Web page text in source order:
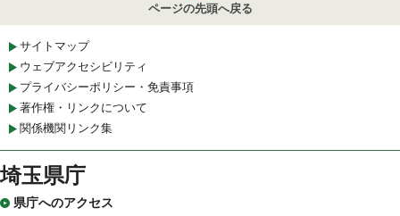
ページの先頭へ戻る
サイトマップ
ウェブアクセシビリティ
プライバシーポリシー・免責事項
著作権・リンクについて
関係機関リンク集
埼玉県庁
県庁へのアクセス